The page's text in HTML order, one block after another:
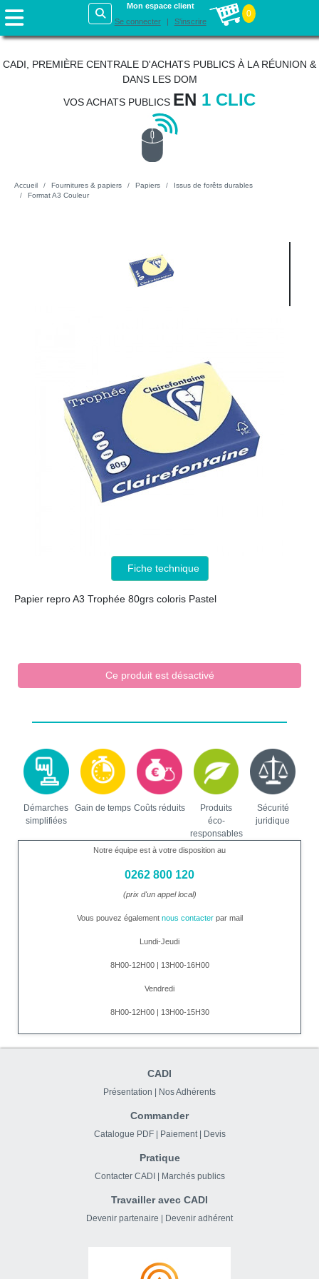
Mon espace client
Se connecter
S'inscrire
0
CADI, PREMIÈRE CENTRALE D'ACHATS PUBLICS À LA RÉUNION &
DANS LES DOM
VOS ACHATS PUBLICS EN 1 CLIC
Accueil Fournitures & papiers Papiers
Issus de forêts durables
Format A3 Couleur
Fiche technique
Papier repro A3 Trophée 80grs coloris Pastel
Ce produit est désactivé
Démarches
simplifiées
Gain de temps Coûts réduits
Produits
éco-
responsables
Sécurité
juridique
Notre équipe est à votre disposition au
0262 800 120
(prix d'un appel local)
Vous pouvez également nous contacterpar mail
Lundi-Jeudi
8H00-12H00 | 13H00-16H00
Vendredi
8H00-12H00 | 13H00-15H30
CADI
Présentation | Nos Adhérents
Commander
Catalogue PDF | Paiement | Devis
Pratique
Contacter CADI | Marchés publics
Travailler avec CADI
Devenir partenaire | Devenir adhérent